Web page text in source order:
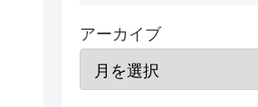
アーカイブ